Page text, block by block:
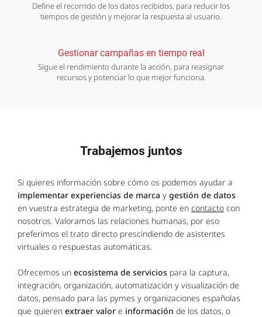
Define el recorrido de los datos recibidos, para reducir los
tiempos de gestión y mejorar la respuesta al usuario.
Gestionar campañas en tiempo real
Sigue el rendimiento durante la acción, para reasignar
recursos y potenciar lo que mejor funciona.
Trabajemos juntos
Si quieres información sobre cómo os podemos ayudar a
implementar experiencias de marca y gestión de datos
en vuestra estrategia de marketing, ponte en contacto con
nosotros. Valoramos las relaciones humanas, por eso
preferimos el trato directo prescindiendo de asistentes
virtuales o respuestas automáticas.
Ofrecemos un ecosistema de servicios para la captura,
integración, organización, automatización y visualización de
datos, pensado para las pymes y organizaciones españolas
que quieren extraer valor e información de los datos, o